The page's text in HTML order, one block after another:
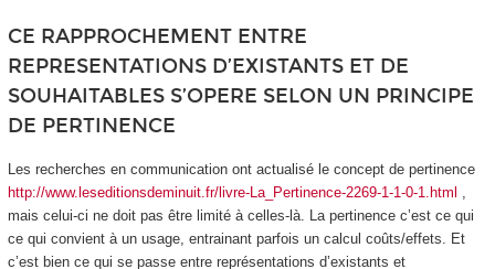
CE RAPPROCHEMENT ENTRE
REPRESENTATIONS D’EXISTANTS ET DE
SOUHAITABLES S’OPERE SELON UN PRINCIPE
DE PERTINENCE
Les recherches en communication ont actualisé le concept de pertinence
http://www.leseditionsdeminuit.fr/livre-La_Pertinence-2269-1-1-0-1.html
mais celui-ci ne doit pas être limité à celles-là.
La pertinence c’est ce qui
ce qui convient à un usage, entrainant parfois un calcul coûts/effets. Et
c’est bien ce qui se passe entre représentations d’existants et